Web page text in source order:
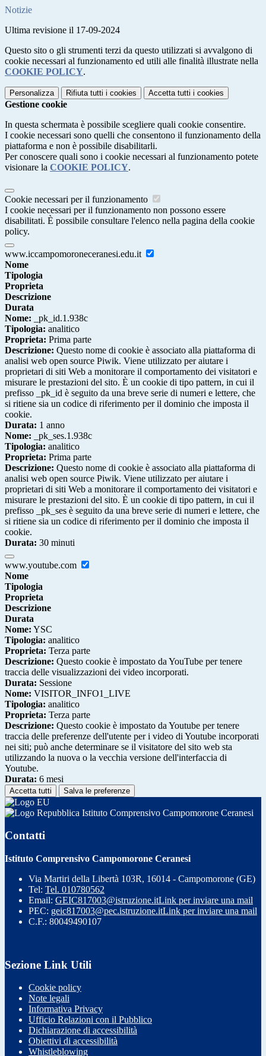
Notizie
Ultima revisione il 17-09-2024
Questo sito o gli strumenti terzi da questo utilizzati si avvalgono di
cookie necessari al funzionamento ed utili alle finalità illustrate nella
COOKIE POLICY.
Personalizza Rifiuta tutti i cookies Accetta tutti i cookies
Gestione cookie
In questa schermata è possibile scegliere quali cookie consentire.
I cookie necessari sono quelli che consentono il funzionamento della
piattaforma e non è possibile disabilitarli.
Per conoscere quali sono i cookie necessari al funzionamento potete
visionare la COOKIE POLICY.
Cookie necessari per il funzionamento
I cookie necessari per il funzionamento non possono essere
disabilitati. È possibile consultare l'elenco nella pagina della cookie
policy.
www.iccampomoroneceranesi.edu.it
Nome
Tipologia
Proprieta
Descrizione
Durata
Nome: _pk_id.1.938c
Tipologia: analitico
Proprieta: Prima parte
Descrizione: Questo nome di cookie è associato alla piattaforma di
analisi web open source Piwik. Viene utilizzato per aiutare i
proprietari di siti Web a monitorare il comportamento dei visitatori e
misurare le prestazioni del sito. È un cookie di tipo pattern, in cui il
prefisso _pk_id è seguito da una breve serie di numeri e lettere, che
si ritiene sia un codice di riferimento per il dominio che imposta il
cookie.
Durata: 1 anno
Nome: _pk_ses.1.938c
Tipologia: analitico
Proprieta: Prima parte
Descrizione: Questo nome di cookie è associato alla piattaforma di
analisi web open source Piwik. Viene utilizzato per aiutare i
proprietari di siti Web a monitorare il comportamento dei visitatori e
misurare le prestazioni del sito. È un cookie di tipo pattern, in cui il
prefisso _pk_ses è seguito da una breve serie di numeri e lettere, che
si ritiene sia un codice di riferimento per il dominio che imposta il
cookie.
Durata: 30 minuti
www.youtube.com
Nome
Tipologia
Proprieta
Descrizione
Durata
Nome: YSC
Tipologia: analitico
Proprieta: Terza parte
Descrizione: Questo cookie è impostato da YouTube per tenere
traccia delle visualizzazioni dei video incorporati.
Durata: Sessione
Nome: VISITOR_INFO1_LIVE
Tipologia: analitico
Proprieta: Terza parte
Descrizione: Questo cookie è impostato da Youtube per tenere
traccia delle preferenze dell'utente per i video di Youtube incorporati
nei siti; può anche determinare se il visitatore del sito web sta
utilizzando la nuova o la vecchia versione dell'interfaccia di
Youtube.
Durata: 6 mesi
Accetta tutti Salva le preferenze
Istituto Comprensivo Campomorone Ceranesi
Contatti
Istituto Comprensivo Campomorone Ceranesi
Via Martiri della Libertà 103R, 16014 - Campomorone (GE)
Tel: Tel. 010780562
Email: GEIC817003@istruzione.itLink per inviare una mail
PEC: geic817003@pec.istruzione.itLink per inviare una mail
C.F.: 80049490107
Sezione Link Utili
Cookie policy
Note legali
Informativa Privacy
Ufficio Relazioni con il Pubblico
Dichiarazione di accessibilità
Obiettivi di accessibilità
Whistleblowing